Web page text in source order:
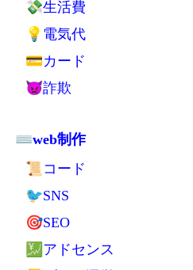
🏨ゲストハウス
🗽英語
🍲食べ物
🍜保存食
🍳らくちん自炊
🍊果物
💥ドリアン
💴お金